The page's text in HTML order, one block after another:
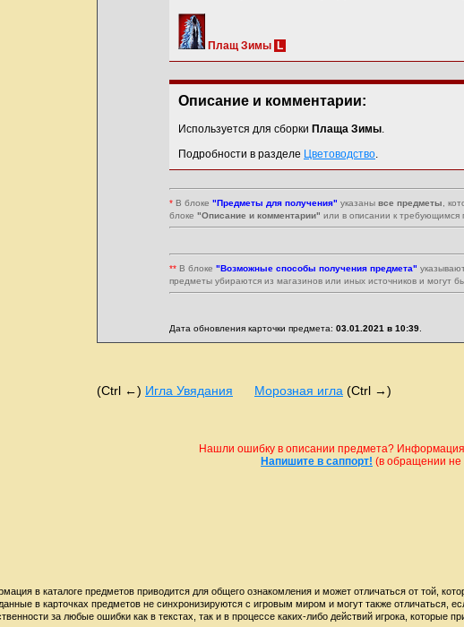
Плащ Зимы L
Описание и комментарии:
Используется для сборки Плаща Зимы.
Подробности в разделе Цветоводство.
* В блоке "Предметы для получения" указаны все предметы ,
блоке "Описание и комментарии" или в описании к требующимся
** В блоке "Возможные способы получения предмета"
предметы убираются из магазинов или иных источников и могут
Дата обновления карточки предмета: 03.01.2021 в 10:39
(Ctrl ←) Игла Увядания Морозная игла (Ctrl →)
Нашли ошибку в описании предмета?
Напишите в саппорт! (в обращении не
в каталоге предметов приводится для общего ознакомления и может отличаться от той,
в карточках предметов не синхронизируются с игровым миром и могут также отличаться,
за любые ошибки как в текстах, так и в процессе каких-либо действий игрока, которые